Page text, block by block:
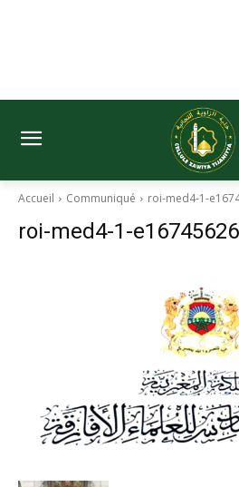
Accueil Communiqué roi-med4-1-
roi-med4-1-